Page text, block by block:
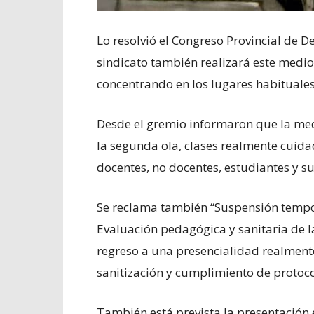
Lo resolvió el Congreso Provincial de
sindicato también realizará este
concentrando en los lugares
Desde el gremio informaron que la
la segunda ola, clases realmente
docentes, no docentes, estudiantes y
Se reclama también “Suspensión
Evaluación pedagógica y sanitaria de
regreso a una presencialidad
sanitización y cumplimiento de